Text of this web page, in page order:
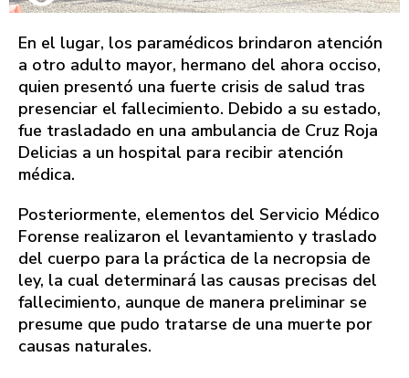
En el lugar, los paramédicos brindaron atención
a otro adulto mayor, hermano del ahora occiso,
quien presentó una fuerte crisis de salud tras
presenciar el fallecimiento. Debido a su estado,
fue trasladado en una ambulancia de Cruz Roja
Delicias a un hospital para recibir atención
médica.
Posteriormente, elementos del Servicio Médico
Forense realizaron el levantamiento y traslado
del cuerpo para la práctica de la necropsia de
ley, la cual determinará las causas precisas del
fallecimiento, aunque de manera preliminar se
presume que pudo tratarse de una muerte por
causas naturales.